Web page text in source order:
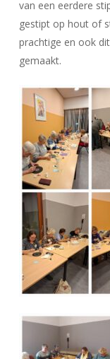
van een eerdere
gestipt op hout of
prachtige en ook
gemaakt.